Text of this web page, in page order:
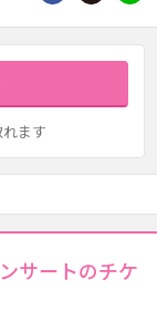
ます
サートのチケ